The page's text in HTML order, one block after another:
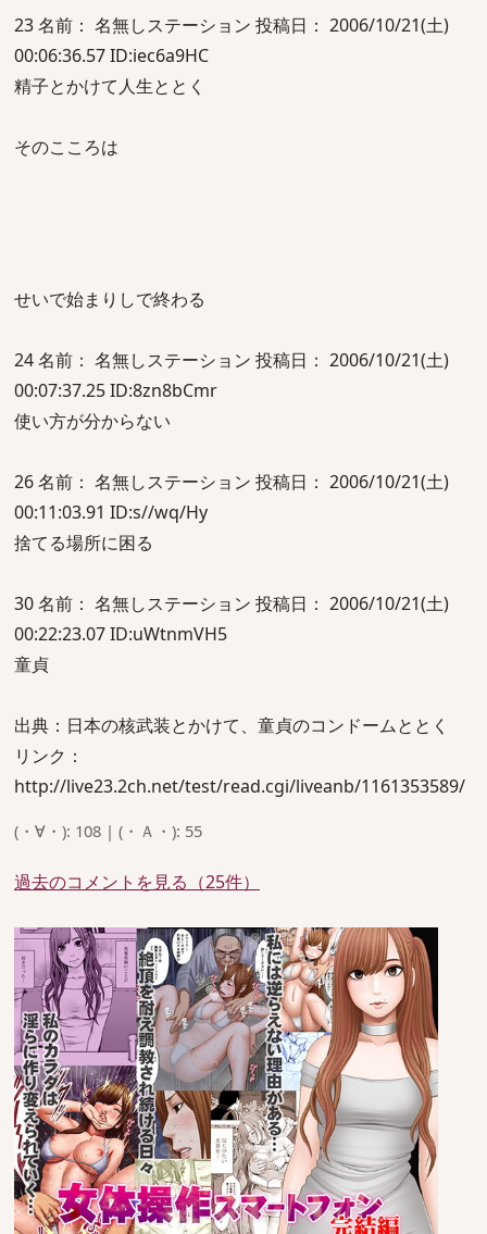
23 名前： 名無しステーション 投稿日： 2006/10/21(土)
00:06:36.57 ID:iec6a9HC
精子とかけて人生ととく
そのこころは
せいで始まりしで終わる
24 名前： 名無しステーション 投稿日： 2006/10/21(土)
00:07:37.25 ID:8zn8bCmr
使い方が分からない
26 名前： 名無しステーション 投稿日： 2006/10/21(土)
00:11:03.91 ID:s//wq/Hy
捨てる場所に困る
30 名前： 名無しステーション 投稿日： 2006/10/21(土)
00:22:23.07 ID:uWtnmVH5
童貞
出典：日本の核武装とかけて、童貞のコンドームととく
リンク：
http://live23.2ch.net/test/read.cgi/liveanb/1161353589/
(・∀・): 108 | (・Ａ・): 55
過去のコメントを見る（25件）